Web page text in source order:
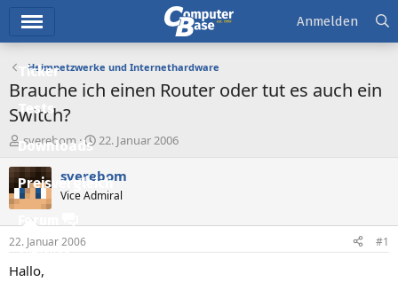
Ticker
Tests
Downloads
Preisvergleich
Forum
Aktuelles
Anmelden
Heimnetzwerke und Internethardware
Brauche ich einen Router oder tut es auch ein
Switch?
E
r
s
t
e
e
r
sverebom
E
s
e
t
22. Januar 2006
sverebom
Vice Admiral
22. Januar 2006 #1
Hallo,